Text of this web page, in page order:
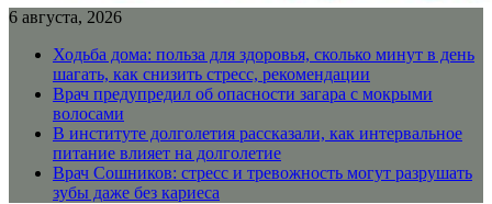
6 августа, 2026
Ходьба дома: польза для здоровья, сколько минут в день
шагать, как снизить стресс, рекомендации
Врач предупредил об опасности загара с мокрыми
волосами
В институте долголетия рассказали, как интервальное
питание влияет на долголетие
Врач Сошников: стресс и тревожность могут разрушать
зубы даже без кариеса